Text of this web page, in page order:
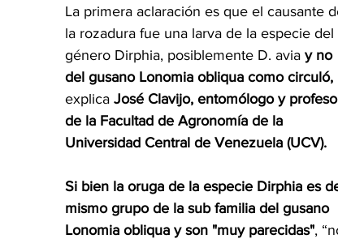
La primera aclaración es que el causante
la rozadura fue una larva de la especie del
género Dirphia, posiblemente D. avia y no
del gusano Lonomia obliqua como circuló,
explica José Clavijo, entomólogo y
de la Facultad de Agronomía de la
Universidad Central de Venezuela (UCV).
Si bien la oruga de la especie Dirphia es
mismo grupo de la sub familia del gusano
Lonomia obliqua y son "muy parecidas",